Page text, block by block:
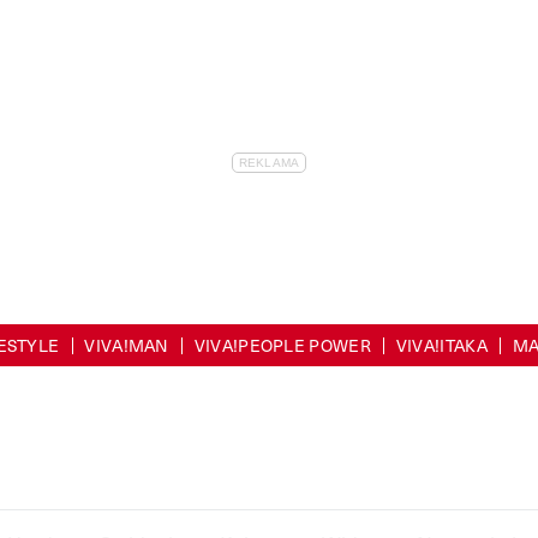
VIVA!MAN VIVA!PEOPLE POWER VIVA!ITAKA